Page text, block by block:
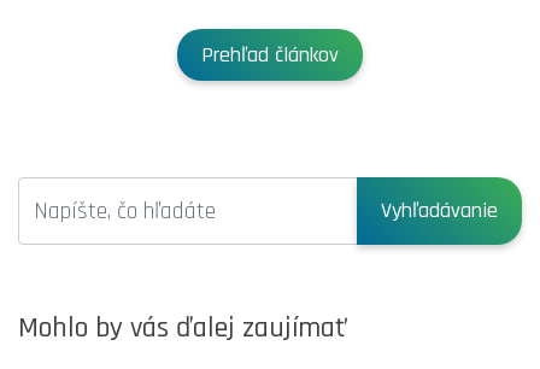
Vyhľadávanie
Mohlo by vás ďalej zaujímať
Prehľad článkov